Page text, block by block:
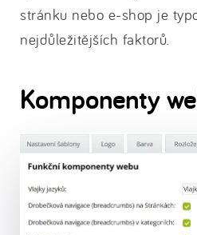
stránku nebo e-shop je
nejdůležitějších faktorů.
Komponenty